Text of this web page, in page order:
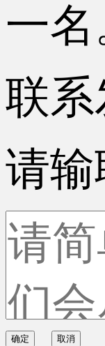
一名
联系
请
确定 取消